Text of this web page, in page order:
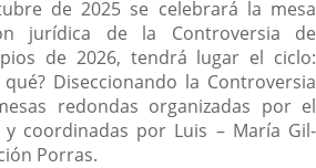
de 2025 se celebrará la mesa
jurídica de la Controversia de
de 2026, tendrá lugar el ciclo:
Diseccionando la Controversia
redondas organizadas por el
coordinadas por Luis – María Gil-
Porras.